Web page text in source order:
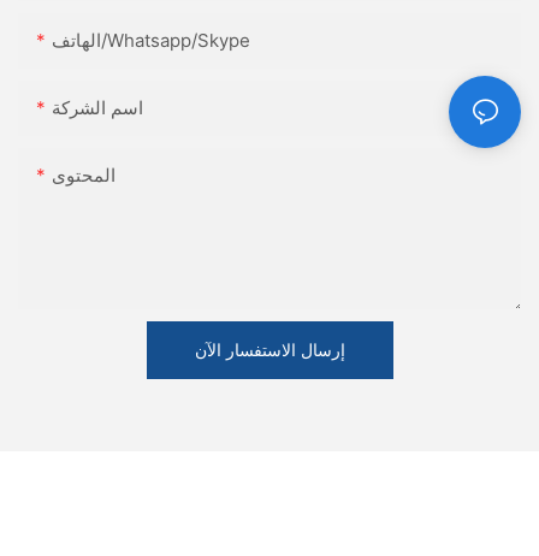
الهاتف/Whatsapp/Skype
اسم الشركة
المحتوى
إرسال الاستفسار الآن